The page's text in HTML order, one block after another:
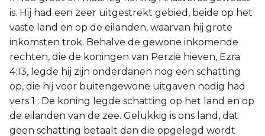
Jakobus
1 Petrus
2 Petrus
1 Johannes
2 Johannes
is. Hij had een zeer uitgestrekt gebied, beide op het
vaste land en op de eilanden, waarvan hij grote
inkomsten trok. Behalve de gewone inkomende
rechten, die de koningen van Perzië hieven, Ezra
4:13, legde hij zijn onderdanen nog een schatting
op, die hij voor buitengewone uitgaven nodig had
vers 1 : De koning legde schatting op het land en op
de eilanden van de zee. Gelukkig is ons land, dat
geen schatting betaalt dan die opgelegd wordt